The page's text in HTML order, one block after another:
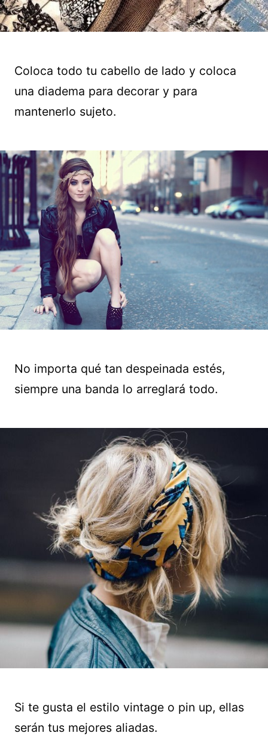
Coloca todo tu cabello de lado y coloca
una diadema para decorar y para
mantenerlo sujeto.
No importa qué tan despeinada estés,
siempre una banda lo arreglará todo.
Si te gusta el estilo vintage o pin up, ellas
serán tus mejores aliadas.